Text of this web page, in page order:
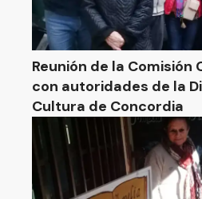
Reunión de la Comisión
con autoridades de la
Cultura de Concordia